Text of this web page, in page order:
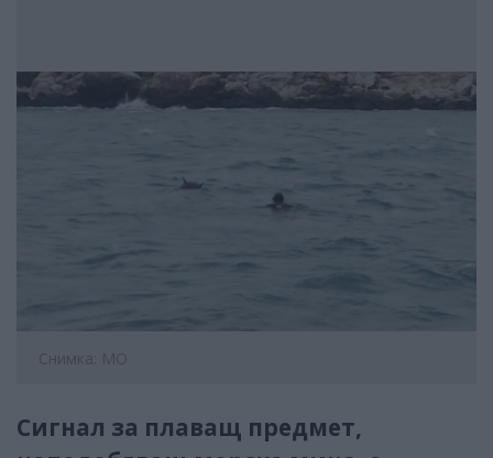
Снимка: МО
Сигнал за плаващ предмет,